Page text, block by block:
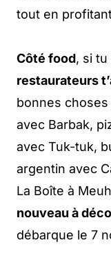
tout en
Côté food, si
restaurateurs
bonnes
avec Barbak,
avec Tuk-tuk,
argentin avec
La Boîte à
nouveau à
débarque le 7